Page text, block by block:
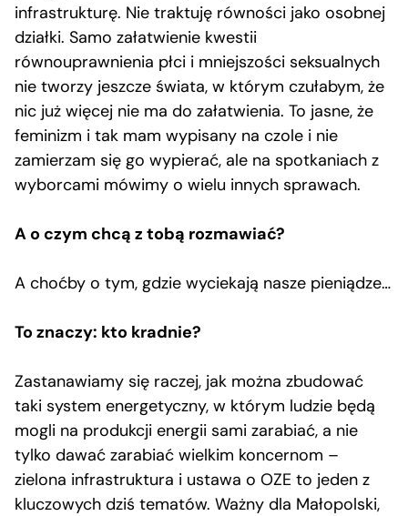
infrastrukturę. Nie traktuję równości jako osobnej
działki. Samo załatwienie kwestii
równouprawnienia płci i mniejszości seksualnych
nie tworzy jeszcze świata, w którym czułabym, że
nic już więcej nie ma do załatwienia. To jasne, że
feminizm i tak mam wypisany na czole i nie
zamierzam się go wypierać, ale na spotkaniach z
wyborcami mówimy o wielu innych sprawach.
A o czym chcą z tobą rozmawiać?
A choćby o tym, gdzie wyciekają nasze pieniądze…
To znaczy: kto kradnie?
Zastanawiamy się raczej, jak można zbudować
taki system energetyczny, w którym ludzie będą
mogli na produkcji energii sami zarabiać, a nie
tylko dawać zarabiać wielkim koncernom –
zielona infrastruktura i ustawa o OZE to jeden z
kluczowych dziś tematów. Ważny dla Małopolski,